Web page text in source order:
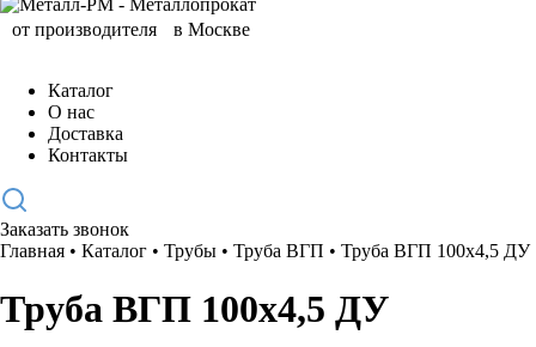
Каталог
О нас
Доставка
Контакты
Заказать звонок
Главная • Каталог • Трубы • Труба ВГП • Труба ВГП 100х4,5 ДУ
Труба ВГП 100х4,5 ДУ